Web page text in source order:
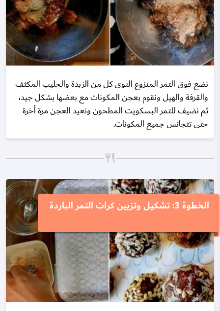
نضع فوق التمر المنزوع النوى كل من الزبدة والحليب المكثف
والقرفة والهيل ونقوم بعجن المكونات مع بعضها بشكل جيد،
ثم نضيف للتمر البسكويت المطحون ونعيد العجن مرة أخرة
حتى تتجانس جميع المكونات.
الخطوة 3: تشكيل وتزيين كرات التمر الباردة